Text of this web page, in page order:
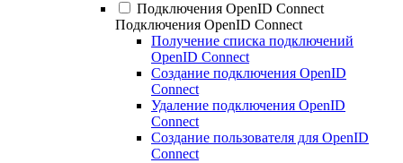
Подключения OpenID Connect
Подключения OpenID Connect
Получение списка подключений
OpenID Connect
Создание подключения OpenID
Connect
Удаление подключения OpenID
Connect
Создание пользователя для OpenID
Connect